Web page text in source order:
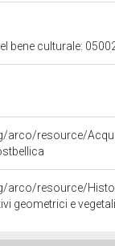
bene culturale:
arco/resource/
arco/resource/
geometrici e